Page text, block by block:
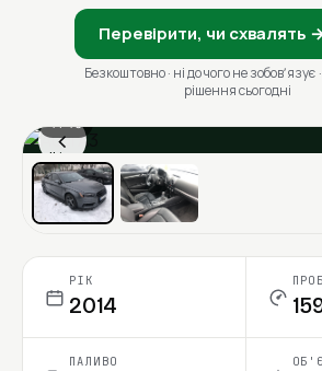
Перевірити, чи схвалять
Безкоштовно · ні до чого не зобовʼязує
рішення сьогодні
‹
1 / 13
Ціна в місяць
РІК
2014
ПАЛИВО